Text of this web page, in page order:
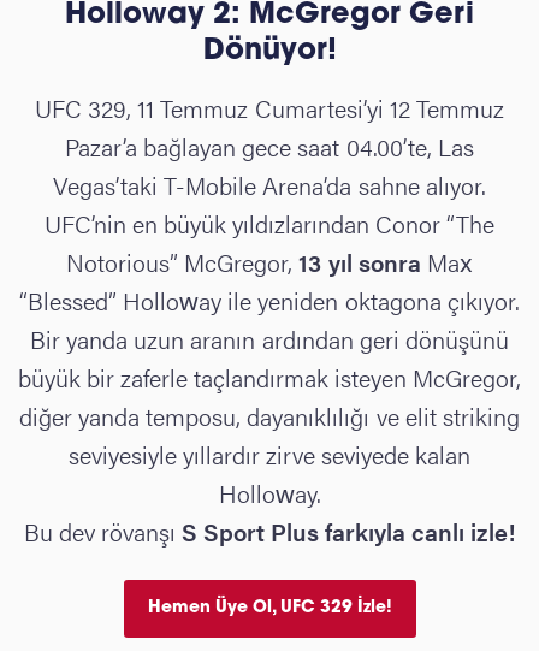
Holloway 2: McGregor Geri
Dönüyor!
UFC 329, 11 Temmuz Cumartesi’yi 12 Temmuz
Pazar’a bağlayan gece saat 04.00’te, Las
Vegas’taki T-Mobile Arena’da sahne alıyor.
UFC’nin en büyük yıldızlarından Conor “The
Notorious” McGregor,13 yıl sonra Max
“Blessed” Holloway ile yeniden oktagona çıkıyor.
Bir yanda uzun aranın ardından geri dönüşünü
büyük bir zaferle taçlandırmak isteyen McGregor,
diğer yanda temposu, dayanıklılığı ve elit striking
seviyesiyle yıllardır zirve seviyede kalan
Holloway.
Bu dev rövanşı S Sport Plus farkıyla canlı izle!
Hemen Üye Ol, UFC 329 İzle!